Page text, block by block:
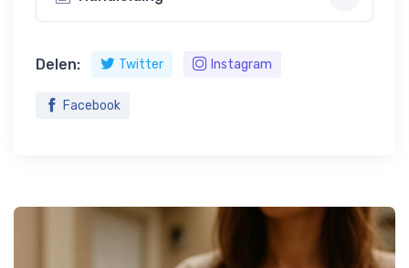
Delen: Twitter Instagram
Facebook